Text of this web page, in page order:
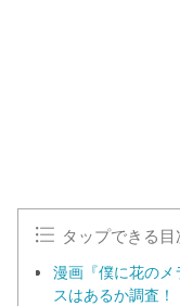
タップできる目
漫画『僕に花の
スはあるか調査！